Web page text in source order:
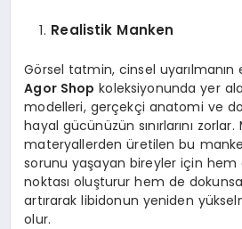
Realistik Manken
Görsel tatmin, cinsel
Agor Shop koleksiyonunda yer
modelleri, gerçekçi anatomi ve
hayal gücünüzün sınırlarını zorlar.
materyallerden üretilen bu
sorunu yaşayan bireyler için hem
noktası oluşturur hem de
artırarak libidonun yeniden
olur.